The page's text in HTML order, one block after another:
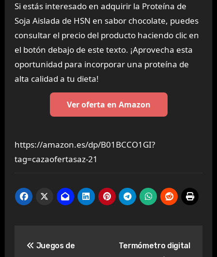
Si estás interesado en adquirir la Proteína de
Soja Aislada de HSN en sabor chocolate, puedes
consultar el precio del producto haciendo clic en
el botón debajo de este texto. ¡Aprovecha esta
oportunidad para incorporar una proteína de
alta calidad a tu dieta!
Ver oferta en Amazon
https://amazon.es/dp/B01BCCO1GI?
tag=cazaofertasaz-21
Juegos de
Termómetro digital